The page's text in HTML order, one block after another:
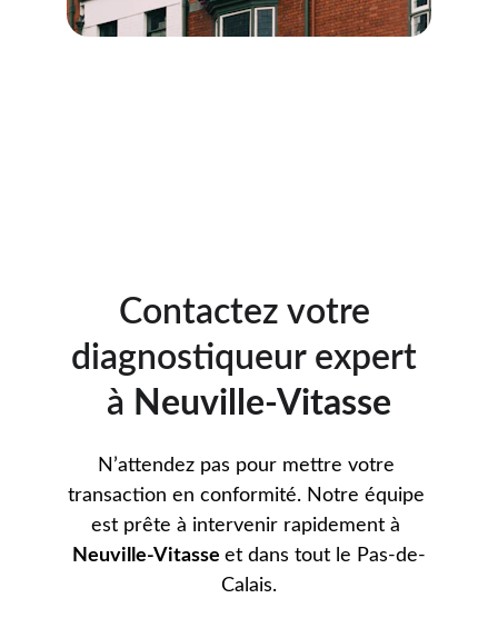
Contactez votre
diagnostiqueur expert
à Neuville-Vitasse
N’attendez pas pour mettre votre
transaction en conformité. Notre équipe
est prête à intervenir rapidement à
Neuville-Vitasse et dans tout le Pas-de-
Calais.